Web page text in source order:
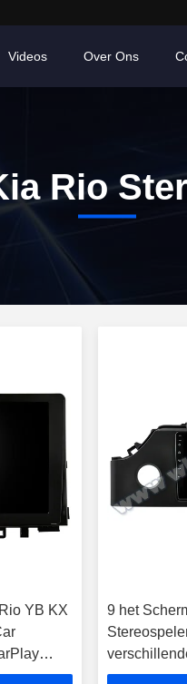
Videos Over Ons
Rio
YB KX
9 het
CarPlay